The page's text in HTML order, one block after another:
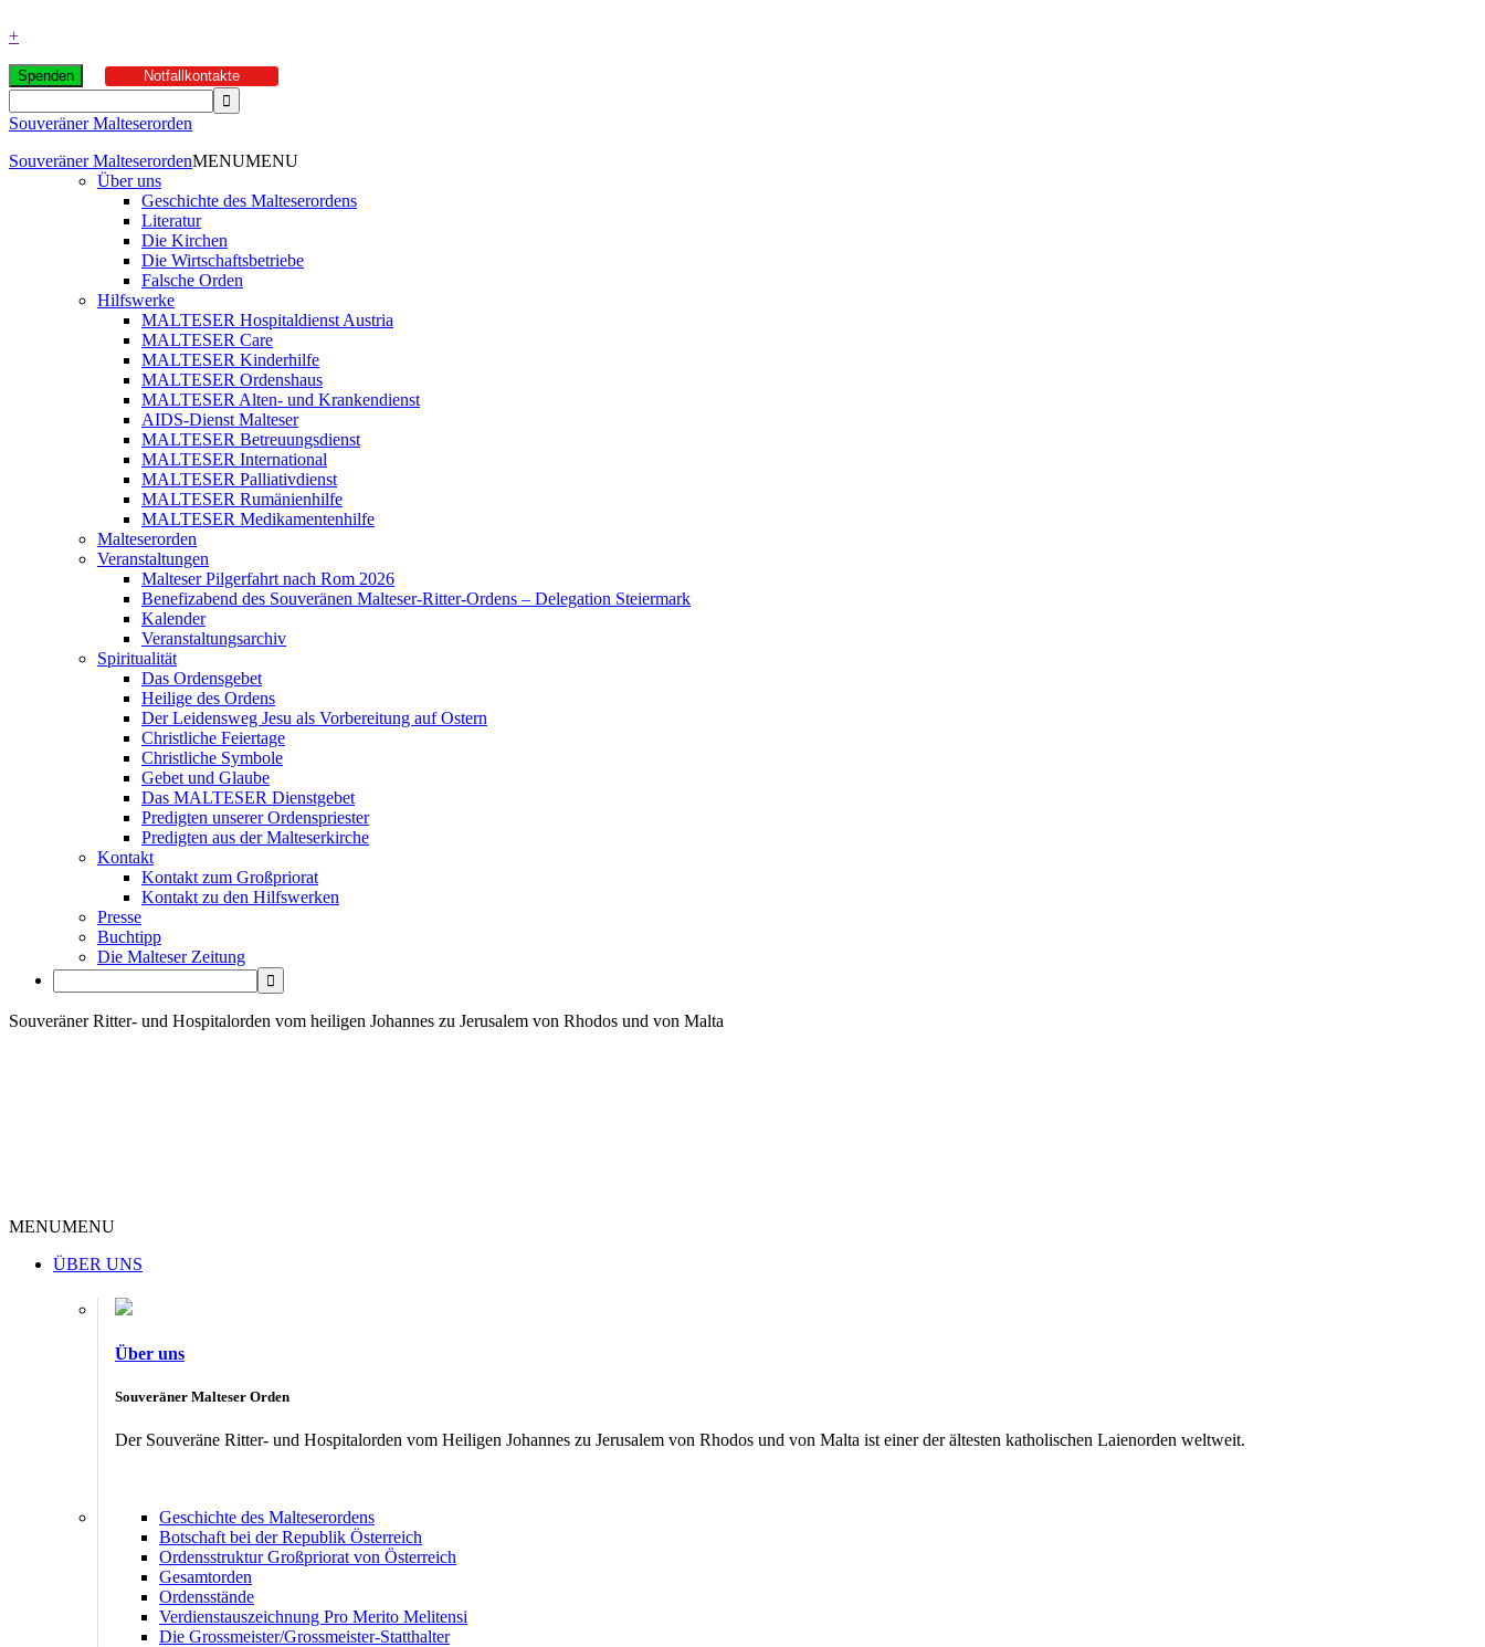
+
Spenden Notfallkontakte
Souveräner Malteserorden
Souveräner MalteserordenMENUMENU
Über uns
Geschichte des Malteserordens
Literatur
Die Kirchen
Die Wirtschaftsbetriebe
Falsche Orden
Hilfswerke
MALTESER Hospitaldienst Austria
MALTESER Care
MALTESER Kinderhilfe
MALTESER Ordenshaus
MALTESER Alten- und Krankendienst
AIDS-Dienst Malteser
MALTESER Betreuungsdienst
MALTESER International
MALTESER Palliativdienst
MALTESER Rumänienhilfe
MALTESER Medikamentenhilfe
Malteserorden
Veranstaltungen
Malteser Pilgerfahrt nach Rom 2026
Benefizabend des Souveränen Malteser-Ritter-Ordens – Delegation Steiermark
Kalender
Veranstaltungsarchiv
Spiritualität
Das Ordensgebet
Heilige des Ordens
Der Leidensweg Jesu als Vorbereitung auf Ostern
Christliche Feiertage
Christliche Symbole
Gebet und Glaube
Das MALTESER Dienstgebet
Predigten unserer Ordenspriester
Predigten aus der Malteserkirche
Kontakt
Kontakt zum Großpriorat
Kontakt zu den Hilfswerken
Presse
Buchtipp
Die Malteser Zeitung
Souveräner Ritter- und Hospitalorden vom heiligen Johannes zu Jerusalem von Rhodos und von Malta
MENUMENU
ÜBER UNS
Über uns
Souveräner Malteser Orden
Der Souveräne Ritter- und Hospitalorden vom Heiligen Johannes zu Jerusalem von Rhodos und von Malta ist einer der ältesten katholischen Laienorden weltweit.
Geschichte des Malteserordens
Botschaft bei der Republik Österreich
Ordensstruktur Großpriorat von Österreich
Gesamtorden
Ordensstände
Verdienstauszeichnung Pro Merito Melitensi
Die Grossmeister/Grossmeister-Statthalter